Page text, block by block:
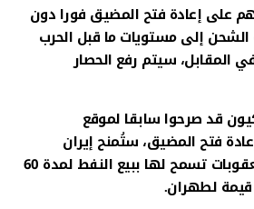
على إعادة فتح المضيق فورا دون
إلى مستويات ما قبل الحرب
يوما. وفي المقابل، سيتم رفع الحصار
قد صرحوا سابقا لموقع
فتح المضيق، ستُمنح إيران
إعفاءات مؤقتة من العقوبات تسمح لها ببيع النفط لمدة 60
قيمة لطهران.